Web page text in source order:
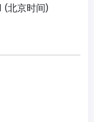
(北京时间)